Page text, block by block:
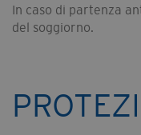
In caso di partenza
del soggiorno.